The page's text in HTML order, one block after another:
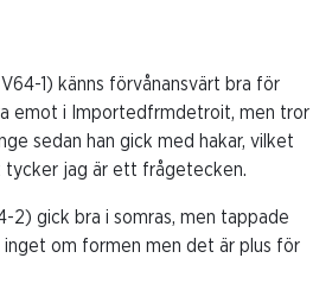
1) känns förvånansvärt bra för
emot i Importedfrmdetroit, men tror
sedan han gick med hakar, vilket
tycker jag är ett frågetecken.
2) gick bra i somras, men tappade
inget om formen men det är plus för